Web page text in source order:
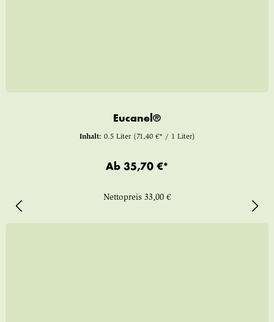
Eucanel®
Inhalt: 0.5 Liter (71,40 €* / 1 Liter)
Ab 35,70 €*
Nettopreis 33,00 €